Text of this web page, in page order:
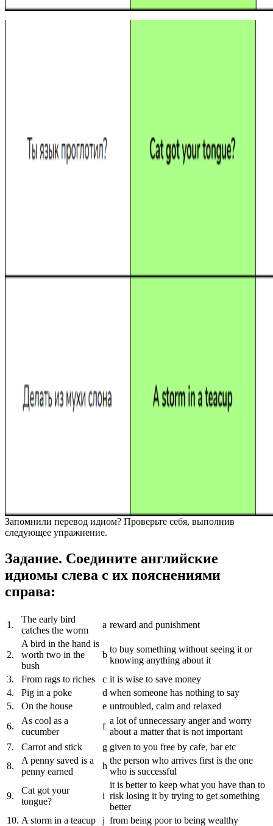
Запомнили перевод идиом? Проверьте себя, выполнив
следующее упражнение.
Задание. Соедините английские
идиомы слева с их пояснениями
справа:
1.
The early bird
catches the worm
a reward and punishment
2.
A bird in the hand is
worth two in the
bush
b
to buy something without seeing it or
knowing anything about it
3.
From rags to riches c it is wise to save money
4.
Pig in a poke d when someone has nothing to say
5.
On the house e untroubled, calm and relaxed
6.
As cool as a
cucumber
f
a lot of unnecessary anger and worry
about a matter that is not important
7.
Carrot and stick g given to you free by cafe, bar etc
8.
A penny saved is a
penny earned
h
the person who arrives first is the one
who is successful
9.
Cat got your
tongue?
i
it is better to keep what you have than to
risk losing it by trying to get something
better
10. A storm in a teacup j from being poor to being wealthy